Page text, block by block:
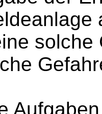
solche